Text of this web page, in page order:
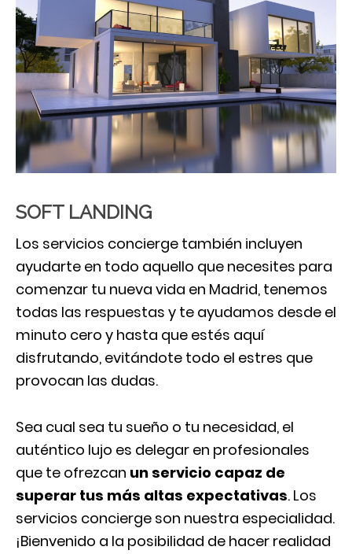
SOFT LANDING
Los servicios concierge también incluyen
ayudarte en todo aquello que necesites para
comenzar tu nueva vida en Madrid, tenemos
todas las respuestas y te ayudamos desde el
minuto cero y hasta que estés aquí
disfrutando, evitándote todo el estres que
provocan las dudas.
Sea cual sea tu sueño o tu necesidad, el
auténtico lujo es delegar en profesionales
que te ofrezcan un servicio capaz de
superar tus más altas expectativas. Los
servicios concierge son nuestra especialidad.
¡Bienvenido a la posibilidad de hacer realidad